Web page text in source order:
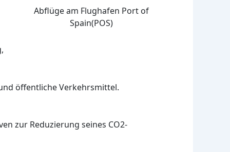
Abflüge am Flughafen Port of
Spain(POS)
öffentliche Verkehrsmittel.
zur Reduzierung seines CO2-